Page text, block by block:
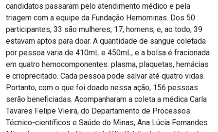
candidatos passaram pelo atendimento médico e pela
triagem com a equipe da Fundação Hemominas. Dos 50
participantes, 33 são mulheres, 17, homens, e, ao todo, 39
estavam aptos para doar. A quantidade de sangue coletada
por pessoa varia de 410mL e 450mL, e a bolsa é fracionada
em quatro hemocomponentes: plasma, plaquetas, hemácias
e crioprecitado. Cada pessoa pode salvar até quatro vidas.
Portanto, com o que foi doado nessa ação, 156 pessoas
serão beneficiadas. Acompanharam a coleta a médica Carla
Tavares Felipe Vieira, do Departamento de Processos
Técnico-científicos e Saúde do Minas, Ana Lúcia Fernandes